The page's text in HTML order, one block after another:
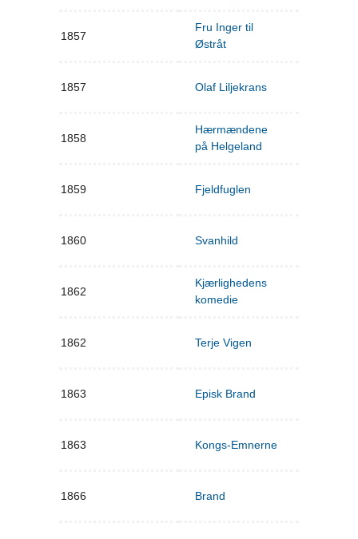
1857
Fru Inger til
Østråt
1857 Olaf Liljekrans
1858
Hærmændene
på Helgeland
1859 Fjeldfuglen
1860 Svanhild
1862
Kjærlighedens
komedie
1862 Terje Vigen
1863 Episk Brand
1863 Kongs-Emnerne
1866 Brand